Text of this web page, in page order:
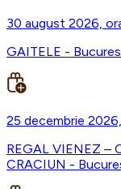
30 august 2026,
GAITELE -
25 decembrie
REGAL VIENEZ –
CRACIUN -